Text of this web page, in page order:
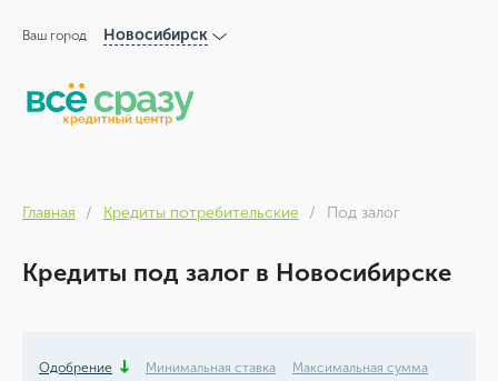
Ваш город Новосибирск
Главная Кредиты потребительские Под залог
Кредиты под залог в Новосибирске
Одобрение Минимальная ставка Максимальная сумма